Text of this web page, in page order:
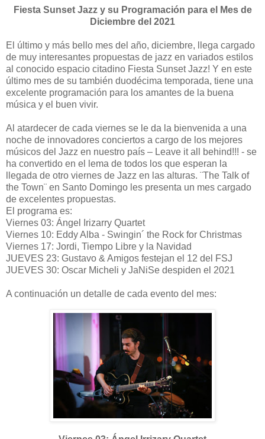
Fiesta Sunset Jazz y su Programación para el Mes de
Diciembre del 2021
El último y más bello mes del año, diciembre, llega cargado
de muy interesantes propuestas de jazz en variados estilos
al conocido espacio citadino Fiesta Sunset Jazz! Y en este
último mes de su también duodécima temporada, tiene una
excelente programación para los amantes de la buena
música y el buen vivir.
Al atardecer de cada viernes se le da la bienvenida a una
noche de innovadores conciertos a cargo de los mejores
músicos del Jazz en nuestro país – Leave it all behind!!! - se
ha convertido en el lema de todos los que esperan la
llegada de otro viernes de Jazz en las alturas. ¨The Talk of
the Town¨ en Santo Domingo les presenta un mes cargado
de excelentes propuestas.
El programa es:
Viernes 03: Ángel Irizarry Quartet
Viernes 10: Eddy Alba - Swingin´ the Rock for Christmas
Viernes 17: Jordi, Tiempo Libre y la Navidad
JUEVES 23: Gustavo & Amigos festejan el 12 del FSJ
JUEVES 30: Oscar Micheli y JaNiSe despiden el 2021
A continuación un detalle de cada evento del mes: